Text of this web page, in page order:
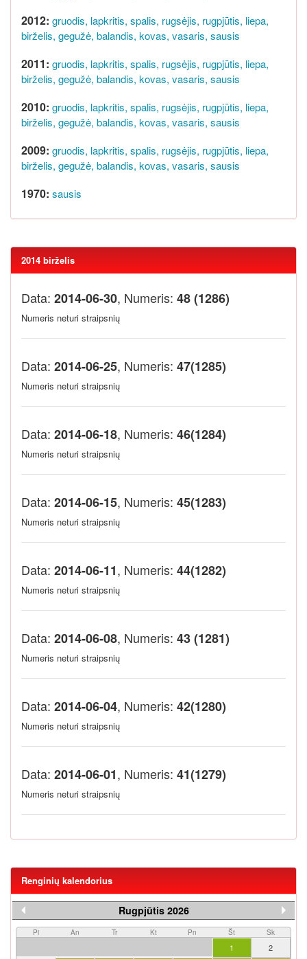
2012: gruodis, lapkritis, spalis, rugsėjis, rugpjūtis, liepa,
birželis, gegužė, balandis, kovas, vasaris, sausis
2011: gruodis, lapkritis, spalis, rugsėjis, rugpjūtis, liepa,
birželis, gegužė, balandis, kovas, vasaris, sausis
2010: gruodis, lapkritis, spalis, rugsėjis, rugpjūtis, liepa,
birželis, gegužė, balandis, kovas, vasaris, sausis
2009: gruodis, lapkritis, spalis, rugsėjis, rugpjūtis, liepa,
birželis, gegužė, balandis, kovas, vasaris, sausis
1970: sausis
2014 birželis
Data: 2014-06-30, Numeris: 48 (1286)
Numeris neturi straipsnių
Data: 2014-06-25, Numeris: 47(1285)
Numeris neturi straipsnių
Data: 2014-06-18, Numeris: 46(1284)
Numeris neturi straipsnių
Data: 2014-06-15, Numeris: 45(1283)
Numeris neturi straipsnių
Data: 2014-06-11, Numeris: 44(1282)
Numeris neturi straipsnių
Data: 2014-06-08, Numeris: 43 (1281)
Numeris neturi straipsnių
Data: 2014-06-04, Numeris: 42(1280)
Numeris neturi straipsnių
Data: 2014-06-01, Numeris: 41(1279)
Numeris neturi straipsnių
Renginių kalendorius
Rugpjūtis 2026
Pi An Tr Kt Pn Št Sk
1 2